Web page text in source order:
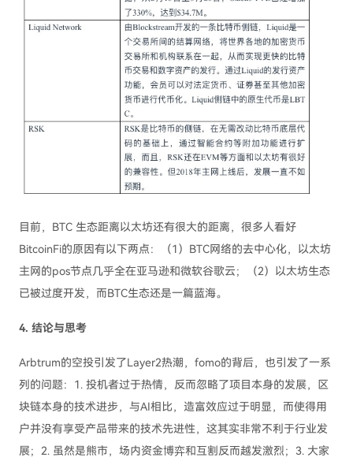
目前，BTC 生态距离以太坊还有很大的距离，很多人看好
BitcoinFi的原因有以下两点：（1）BTC网络的去中心化，以太坊
主网的pos节点几乎全在亚马逊和微软谷歌云；（2）以太坊生态
已被过度开发，而BTC生态还是一篇蓝海。
4. 结论与思考
Arbtrum的空投引发了Layer2热潮，fomo的背后，也引发了一系
列的问题：1. 投机者过于热情，反而忽略了项目本身的发展，区
块链本身的技术进步，与AI相比，造富效应过于明显，而使得用
户并没有享受产品带来的技术先进性，这其实非常不利于行业发
展；2. 虽然是熊市，场内资金博弈和互割反而越发激烈；3. 大家